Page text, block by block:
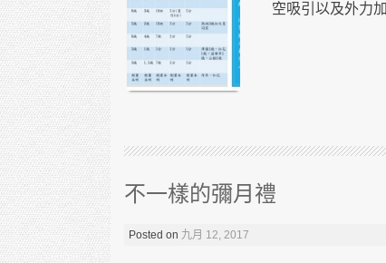
空吸引以及外力
不一樣的彌月禮
Posted on 九月 12, 2017